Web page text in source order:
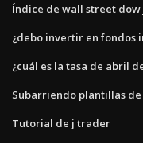
Índice de wall street dow
¿debo invertir en fondos
¿cuál es la tasa de abril
Subarriendo plantillas
Tutorial de j trader